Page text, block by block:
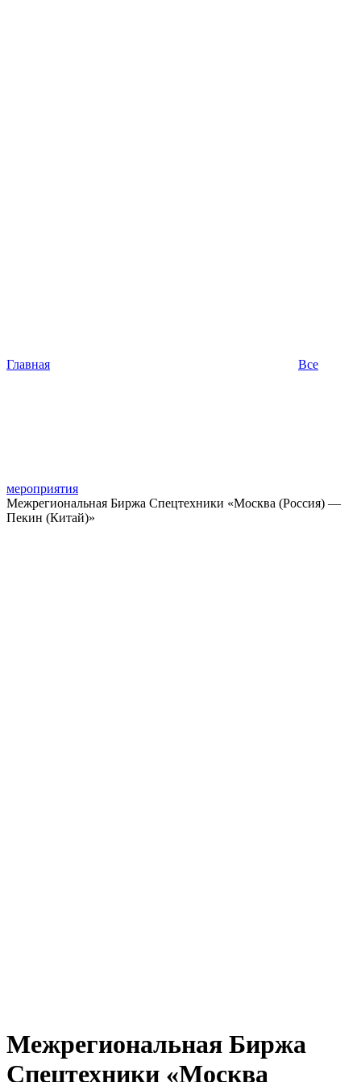
Главная Все
мероприятия
Межрегиональная Биржа Спецтехники «Москва (Россия) —
Пекин (Китай)»
Межрегиональная Биржа
Спецтехники «Москва